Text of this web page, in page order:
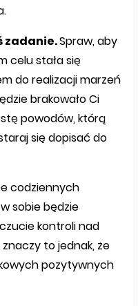
zadanie.Spraw, aby
celu stała się
do realizacji marzeń
brakowało Ci
powodów, którą
się dopisać do
codziennych
sobie będzie
kontroli nad
to jednak, że
pozytywnych